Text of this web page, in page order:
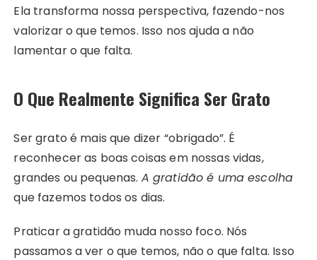
Ela transforma nossa perspectiva, fazendo-nos
valorizar o que temos. Isso nos ajuda a não
lamentar o que falta.
O Que Realmente Significa Ser Grato
Ser grato é mais que dizer “obrigado”. É
reconhecer as boas coisas em nossas vidas,
grandes ou pequenas. A gratidão é uma escolha
que fazemos todos os dias.
Praticar a gratidão muda nosso foco. Nós
passamos a ver o que temos, não o que falta. Isso